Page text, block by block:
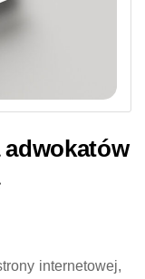
internetowej,